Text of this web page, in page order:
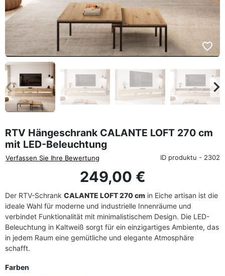
favorite_border
Zurück
RTV Hängeschrank CALANTE LOFT 270 cm
mit LED-Beleuchtung
Verfassen Sie Ihre Bewertung ID produktu - 2302
249,00 €
Der RTV-Schrank CALANTE LOFT 270 cm in Eiche artisan ist die
ideale Wahl für moderne und industrielle Innenräume und
verbindet Funktionalität mit minimalistischem Design. Die LED-
Beleuchtung in Kaltweiß sorgt für ein einzigartiges Ambiente, das
in jedem Raum eine gemütliche und elegante Atmosphäre
schafft.
Farben